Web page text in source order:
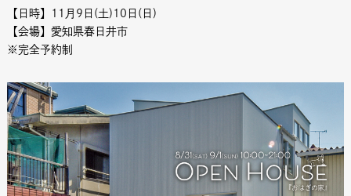
【日時】11月9日(土)10日(日)
【会場】愛知県春日井市
※完全予約制